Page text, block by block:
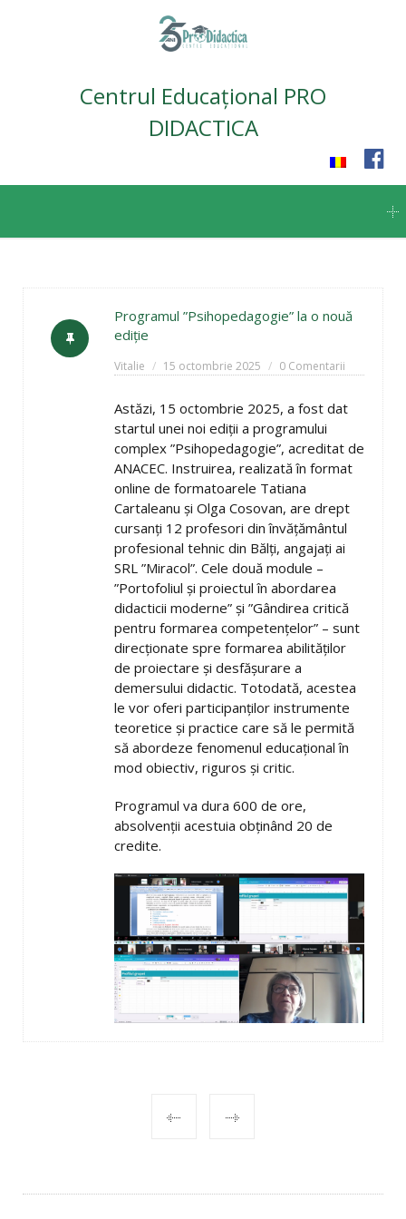
Centrul Educațional PRO
DIDACTICA
content
Programul ”Psihopedagogie” la o nouă
ediție
Vitalie 15 octombrie 2025 0 Comentarii
Astăzi, 15 octombrie 2025, a fost dat
startul unei noi ediții a programului
complex ”Psihopedagogie”, acreditat de
ANACEC. Instruirea, realizată în format
online de formatoarele Tatiana
Cartaleanu și Olga Cosovan, are drept
cursanți 12 profesori din învățământul
profesional tehnic din Bălți, angajați ai
SRL ”Miracol”. Cele două module –
”Portofoliul și proiectul în abordarea
didacticii moderne” și ”Gândirea critică
pentru formarea competențelor” – sunt
direcționate spre formarea abilităților
de proiectare și desfășurare a
demersului didactic. Totodată, acestea
le vor oferi participanților instrumente
teoretice şi practice care să le permită
să abordeze fenomenul educaţional în
mod obiectiv, riguros şi critic.
Programul va dura 600 de ore,
absolvenții acestuia obținând 20 de
credite.
NAVIGATION